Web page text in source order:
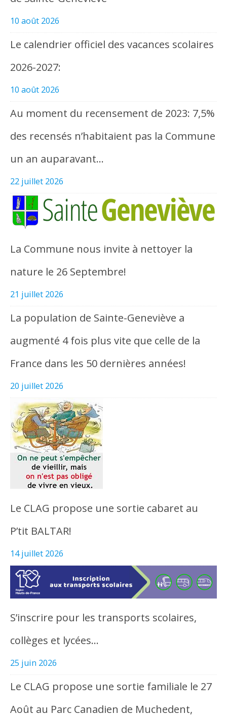
10 août 2026
Le calendrier officiel des vacances scolaires
2026-2027:
10 août 2026
Au moment du recensement de 2023: 7,5%
des recensés n’habitaient pas la Commune
un an auparavant…
22 juillet 2026
La Commune nous invite à nettoyer la
nature le 26 Septembre!
21 juillet 2026
La population de Sainte-Geneviève a
augmenté 4 fois plus vite que celle de la
France dans les 50 dernières années!
20 juillet 2026
Le CLAG propose une sortie cabaret au
P’tit BALTAR!
14 juillet 2026
S’inscrire pour les transports scolaires,
collèges et lycées…
25 juin 2026
Le CLAG propose une sortie familiale le 27
Août au Parc Canadien de Muchedent,